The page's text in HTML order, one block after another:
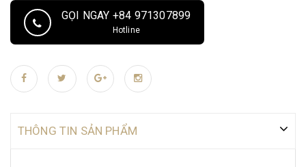
GỌI NGAY +84 971307899
Hotline
THÔNG TIN SẢN PHẨM